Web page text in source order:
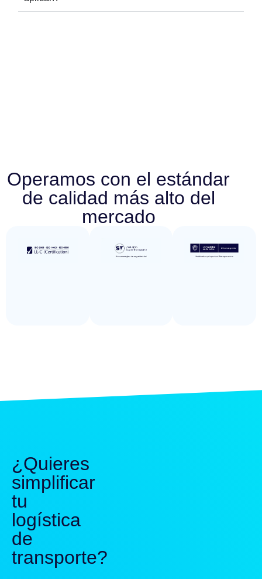
Operamos con el estándar
de calidad más alto del
mercado
¿Quieres
simplificar
tu
logística
de
transporte?